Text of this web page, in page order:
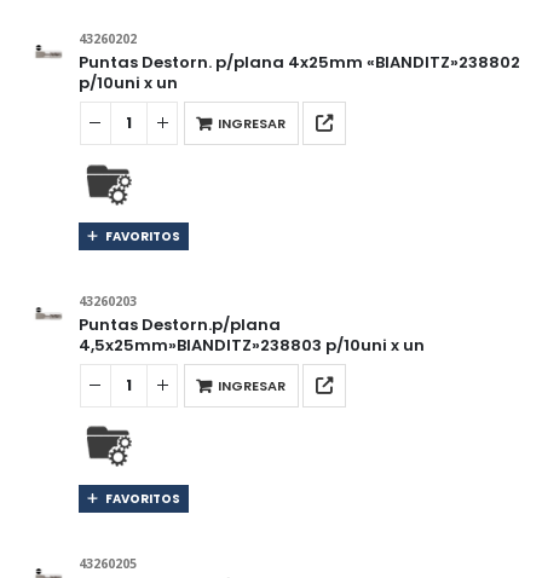
43260202
Puntas Destorn. p/plana 4x25mm «BIANDITZ»238802
p/10uni x un
INGRESAR
FAVORITOS
43260203
Puntas Destorn.p/plana
4,5x25mm»BIANDITZ»238803 p/10uni x un
INGRESAR
FAVORITOS
43260205